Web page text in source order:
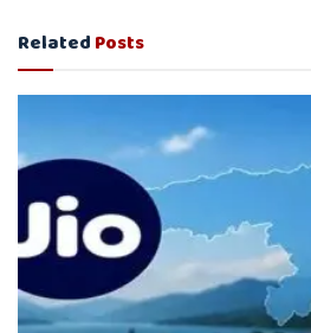
RelatedPosts